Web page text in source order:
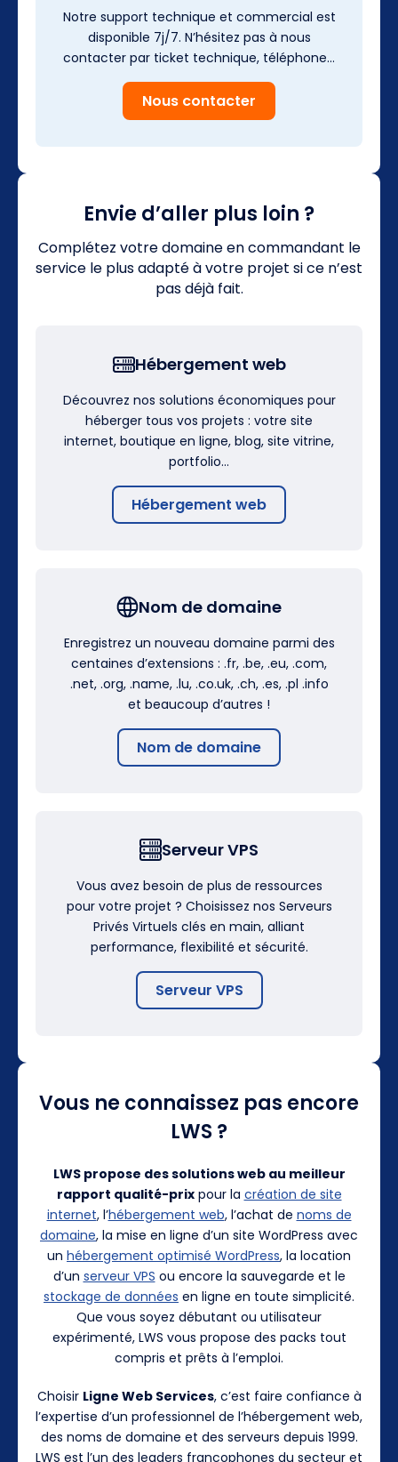
Notre support technique et commercial est
disponible 7j/7. N’hésitez pas à nous
contacter par ticket technique, téléphone…
Nous contacter
Envie d’aller plus loin ?
Complétez votre domaine en commandant le
service le plus adapté à votre projet si ce n’est
pas déjà fait.
Hébergement web
Découvrez nos solutions économiques pour
héberger tous vos projets : votre site
internet, boutique en ligne, blog, site vitrine,
portfolio…
Hébergement web
Nom de domaine
Enregistrez un nouveau domaine parmi des
centaines d’extensions : .fr, .be, .eu, .com,
.net, .org, .name, .lu, .co.uk, .ch, .es, .pl .info
et beaucoup d’autres !
Nom de domaine
Serveur VPS
Vous avez besoin de plus de ressources
pour votre projet ? Choisissez nos Serveurs
Privés Virtuels clés en main, alliant
performance, flexibilité et sécurité.
Serveur VPS
Vous ne connaissez pas encore
LWS ?
LWS propose des solutions web au meilleur
rapport qualité-prixpour la création de site
internet, l’hébergement web, l’achat de noms de
domaine, la mise en ligne d’un site WordPress avec
un hébergement optimisé WordPress, la location
d’un serveur VPS ou encore la sauvegarde et le
stockage de données en ligne en toute simplicité.
Que vous soyez débutant ou utilisateur
expérimenté, LWS vous propose des packs tout
compris et prêts à l’emploi.
Choisir Ligne Web Services, c’est faire confiance à
l’expertise d’un professionnel de l’hébergement web,
des noms de domaine et des serveurs depuis 1999.
LWS est l’un des leaders francophones du secteur et